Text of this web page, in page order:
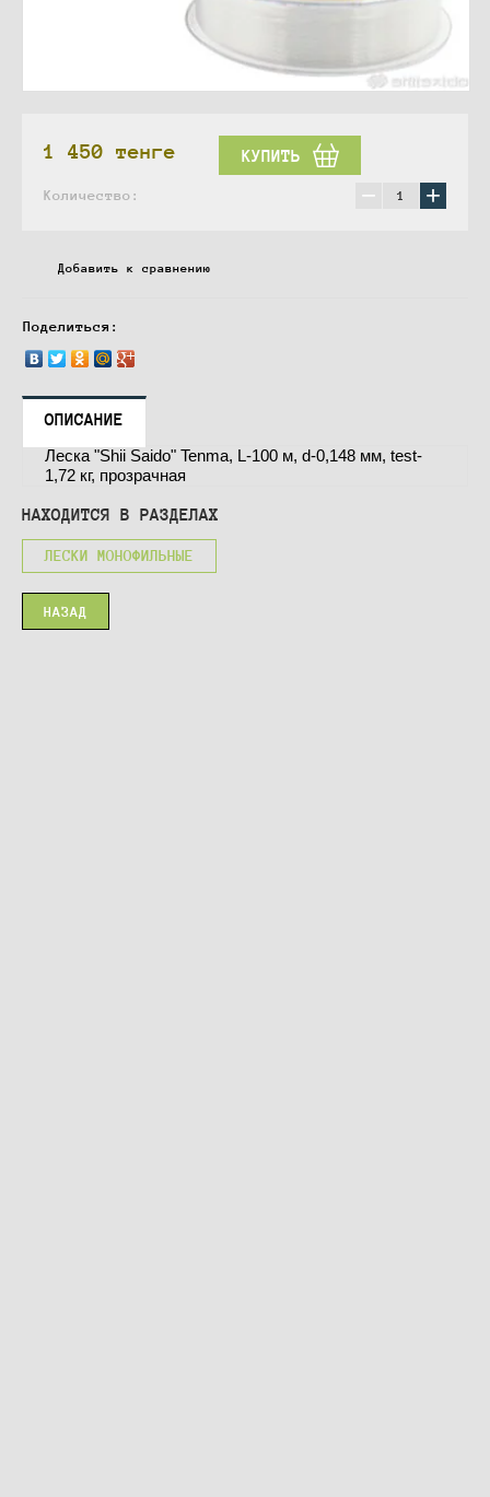
1 450 тенге КУПИТЬ
Количество: − +
Добавить к сравнению
Поделиться:
ОПИСАНИЕ
Леска "Shii Saido" Tenma, L-100 м, d-0,148 мм, test-
1,72 кг, прозрачная
НАХОДИТСЯ В РАЗДЕЛАХ
ЛЕСКИ МОНОФИЛЬНЫЕ
НАЗАД